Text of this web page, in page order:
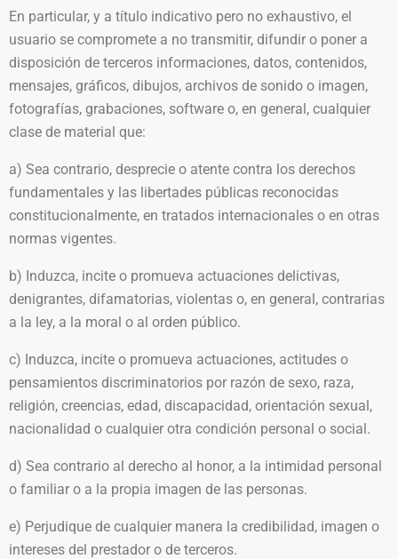
En particular, y a título indicativo pero no exhaustivo, el
usuario se compromete a no transmitir, difundir o poner a
disposición de terceros informaciones, datos, contenidos,
mensajes, gráficos, dibujos, archivos de sonido o imagen,
fotografías, grabaciones, software o, en general, cualquier
clase de material que:
a) Sea contrario, desprecie o atente contra los derechos
fundamentales y las libertades públicas reconocidas
constitucionalmente, en tratados internacionales o en otras
normas vigentes.
b) Induzca, incite o promueva actuaciones delictivas,
denigrantes, difamatorias, violentas o, en general, contrarias
a la ley, a la moral o al orden público.
c) Induzca, incite o promueva actuaciones, actitudes o
pensamientos discriminatorios por razón de sexo, raza,
religión, creencias, edad, discapacidad, orientación sexual,
nacionalidad o cualquier otra condición personal o social.
d) Sea contrario al derecho al honor, a la intimidad personal
o familiar o a la propia imagen de las personas.
e) Perjudique de cualquier manera la credibilidad, imagen o
intereses del prestador o de terceros.